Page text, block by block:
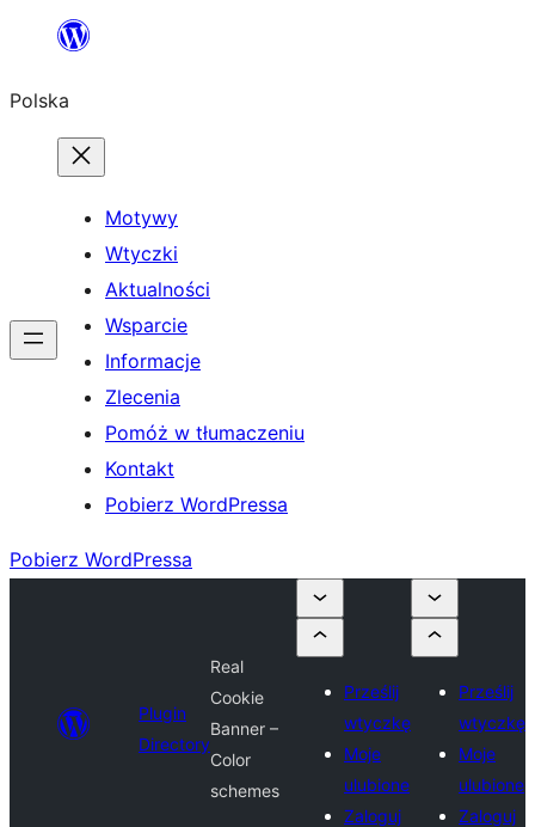
Przejdź
treści
Polska
Motywy
Wtyczki
Aktualności
Wsparcie
Informacje
Zlecenia
Pomóż w tłumaczeniu
Kontakt
Pobierz WordPressa
Pobierz WordPressa
Plugin
Directory
Real
Cookie
Banner –
Color
schemes
Prześlij
wtyczkę
Moje
ulubione
Zaloguj
Prześlij
wtyczkę
Moje
ulubione
Zaloguj